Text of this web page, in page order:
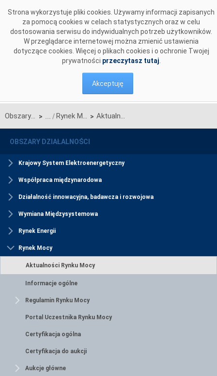
Strona wykorzystuje pliki cookies. Używamy informacji zapisanych
za pomocą cookies w celach statystycznych oraz w celu
dostosowania serwisu do indywidualnych potrzeb użytkowników.
W przeglądarce internetowej można zmienić ustawienia
dotyczące cookies. Więcej o plikach cookies i o ochronie Twojej
prywatności przeczytasz tutaj
Akceptuję
Obszary działalności > Rynek Mocy > Aktualności Rynku Mocy
OBSZARY DZIAŁALNOŚCI
Krajowy System Elektroenergetyczny
Współpraca międzynarodowa
Działalność innowacyjna, badawcza i rozwojowa
Wymiana Międzysystemowa
Rynek Energii
Rynek Mocy
Aktualności Rynku Mocy
Informacje ogólne
Regulamin Rynku Mocy
Portal Uczestnika Rynku Mocy
Certyfikacja ogólna
Certyfikacja do aukcji
Aukcje główne